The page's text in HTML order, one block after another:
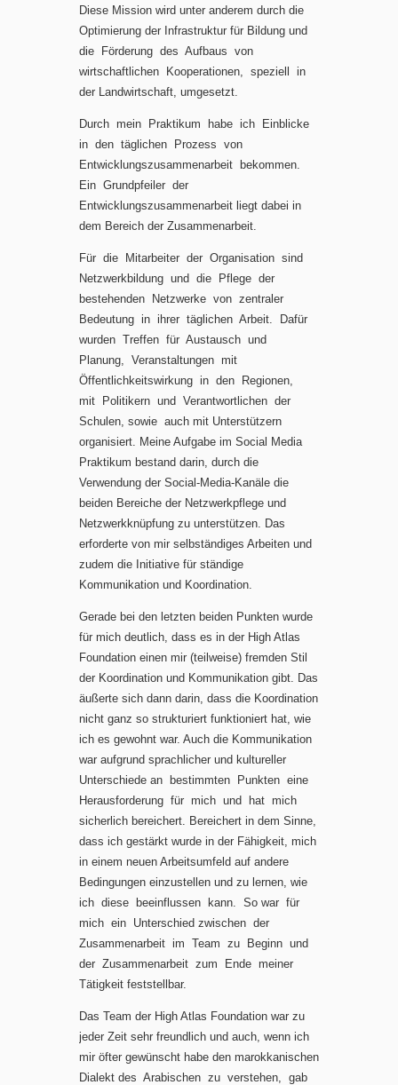
Diese Mission wird unter anderem durch die
Optimierung der Infrastruktur für Bildung und
die Förderung des Aufbaus von
wirtschaftlichen Kooperationen, speziell in
der Landwirtschaft, umgesetzt.
Durch mein Praktikum habe ich Einblicke
in den täglichen Prozess von
Entwicklungszusammenarbeit bekommen.
Ein Grundpfeiler der
Entwicklungszusammenarbeit liegt dabei in
dem Bereich der Zusammenarbeit.
Für die Mitarbeiter der Organisation sind
Netzwerkbildung und die Pflege der
bestehenden Netzwerke von zentraler
Bedeutung in ihrer täglichen Arbeit. Dafür
wurden Treffen für Austausch und
Planung, Veranstaltungen mit
Öffentlichkeitswirkung in den Regionen,
mit Politikern und Verantwortlichen der
Schulen, sowie auch mit Unterstützern
organisiert. Meine Aufgabe im Social Media
Praktikum bestand darin, durch die
Verwendung der Social-Media-Kanäle die
beiden Bereiche der Netzwerkpflege und
Netzwerkknüpfung zu unterstützen. Das
erforderte von mir selbständiges Arbeiten und
zudem die Initiative für ständige
Kommunikation und Koordination.
Gerade bei den letzten beiden Punkten wurde
für mich deutlich, dass es in der High Atlas
Foundation einen mir (teilweise) fremden Stil
der Koordination und Kommunikation gibt. Das
äußerte sich dann darin, dass die Koordination
nicht ganz so strukturiert funktioniert hat, wie
ich es gewohnt war. Auch die Kommunikation
war aufgrund sprachlicher und kultureller
Unterschiede an bestimmten Punkten eine
Herausforderung für mich und hat mich
sicherlich bereichert. Bereichert in dem Sinne,
dass ich gestärkt wurde in der Fähigkeit, mich
in einem neuen Arbeitsumfeld auf andere
Bedingungen einzustellen und zu lernen, wie
ich diese beeinflussen kann. So war für
mich ein Unterschied zwischen der
Zusammenarbeit im Team zu Beginn und
der Zusammenarbeit zum Ende meiner
Tätigkeit feststellbar.
Das Team der High Atlas Foundation war zu
jeder Zeit sehr freundlich und auch, wenn ich
mir öfter gewünscht habe den marokkanischen
Dialekt des Arabischen zu verstehen, gab